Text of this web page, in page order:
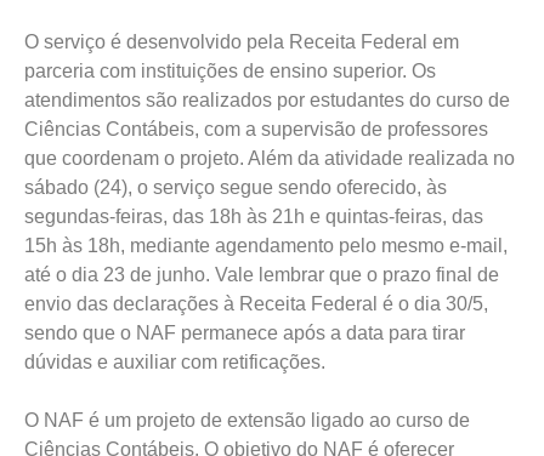
O serviço é desenvolvido pela Receita Federal em
parceria com instituições de ensino superior. Os
atendimentos são realizados por estudantes do curso de
Ciências Contábeis, com a supervisão de professores
que coordenam o projeto. Além da atividade realizada no
sábado (24), o serviço segue sendo oferecido, às
segundas-feiras, das 18h às 21h e quintas-feiras, das
15h às 18h, mediante agendamento pelo mesmo e-mail,
até o dia 23 de junho. Vale lembrar que o prazo final de
envio das declarações à Receita Federal é o dia 30/5,
sendo que o NAF permanece após a data para tirar
dúvidas e auxiliar com retificações.
O NAF é um projeto de extensão ligado ao curso de
Ciências Contábeis. O objetivo do NAF é oferecer